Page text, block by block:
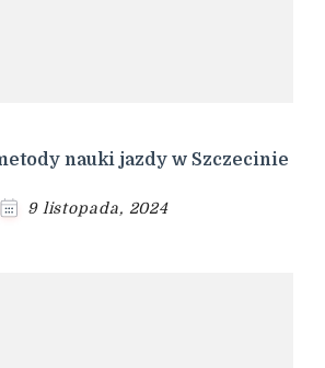
nauki jazdy w Szczecinie
9 listopada, 2024